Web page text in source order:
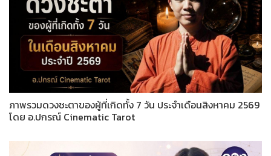
ภาพรวมดวงชะตาของผู้ที่เกิดทั้ง 7 วัน ประจำเดือนสิงหาคม 2569
โดย อ.ปกรณ์ Cinematic Tarot